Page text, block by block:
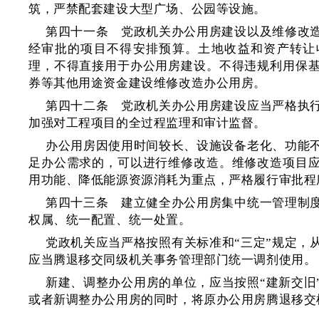
筑，严禁配套建设大型广场、公园等设施。
第四十一条 党政机关办公用房建设以及维修改
经审批的项目不得安排预算。土地收益和资产转
理，不得直接用于办公用房建设。不得违规利用保
券等其他用途资金建设维修改造办公用房。
第四十二条 党政机关办公用房建设应当严格执
加强对工程项目的全过程监理和审计监督。
办公用房因使用时间较长、设施设备老化、功能
足办公需求的，可以进行维修改造。维修改造项目
用功能、降低能源资源消耗为重点，严格履行审批
第四十三条 建立健全办公用房集中统一管理制
权属、统一配置、统一处置。
党政机关应当严格按照有关标准和“三定”规定，
应当腾退移交同级机关事务管理部门统一调剂使用。
新建、调整办公用房的单位，应当按照“建新交
或者新调整办公用房的同时，将原办公用房腾退移